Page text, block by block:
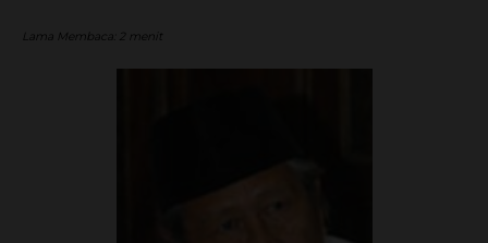
Lama Membaca: 2 menit